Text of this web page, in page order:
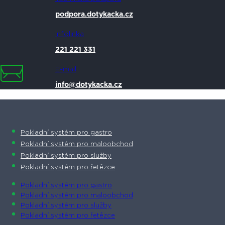
podpora.dotykacka.cz
Infolinka
221 221 331
E-mail
info@dotykacka.cz
Pokladní systém pro gastro
Pokladní systém pro maloobchod
Pokladní systém pro služby
Pokladní systém pro řetězce
Pokladní systém pro gastro
Pokladní systém pro maloobchod
Pokladní systém pro služby
Pokladní systém pro řetězce